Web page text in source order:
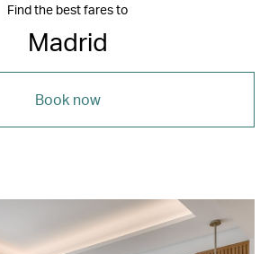
Find the best fares to
Madrid
Book now